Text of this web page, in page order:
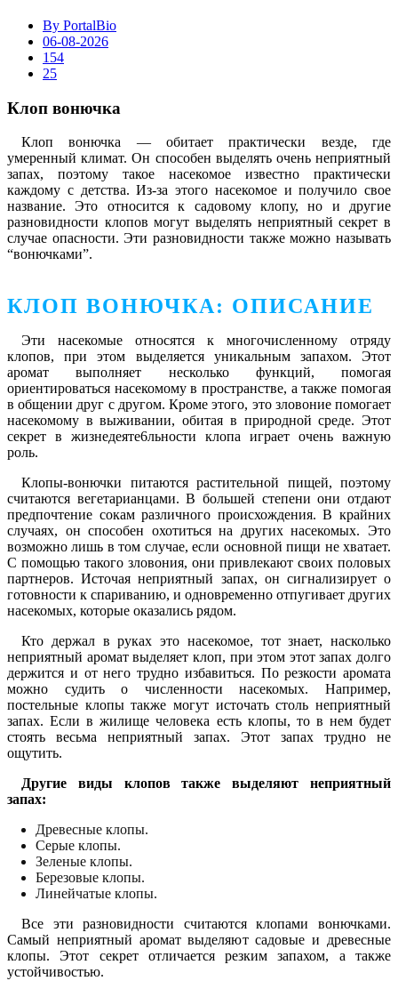
By PortalBio
06-08-2026
154
25
Клоп вонючка
Клоп вонючка — обитает практически везде, где
умеренный климат. Он способен выделять очень неприятный
запах, поэтому такое насекомое известно практически
каждому с детства. Из-за этого насекомое и получило свое
название. Это относится к садовому клопу, но и другие
разновидности клопов могут выделять неприятный секрет в
случае опасности. Эти разновидности также можно называть
“вонючками”.
КЛОП ВОНЮЧКА: ОПИСАНИЕ
Эти насекомые относятся к многочисленному отряду
клопов, при этом выделяется уникальным запахом. Этот
аромат выполняет несколько функций, помогая
ориентироваться насекомому в пространстве, а также помогая
в общении друг с другом. Кроме этого, это зловоние помогает
насекомому в выживании, обитая в природной среде. Этот
секрет в жизнедеяте6льности клопа играет очень важную
роль.
Клопы-вонючки питаются растительной пищей, поэтому
считаются вегетарианцами. В большей степени они отдают
предпочтение сокам различного происхождения. В крайних
случаях, он способен охотиться на других насекомых. Это
возможно лишь в том случае, если основной пищи не хватает.
С помощью такого зловония, они привлекают своих половых
партнеров. Источая неприятный запах, он сигнализирует о
готовности к спариванию, и одновременно отпугивает других
насекомых, которые оказались рядом.
Кто держал в руках это насекомое, тот знает, насколько
неприятный аромат выделяет клоп, при этом этот запах долго
держится и от него трудно избавиться. По резкости аромата
можно судить о численности насекомых. Например,
постельные клопы также могут источать столь неприятный
запах. Если в жилище человека есть клопы, то в нем будет
стоять весьма неприятный запах. Этот запах трудно не
ощутить.
Другие виды клопов также выделяют неприятный
запах:
Древесные клопы.
Серые клопы.
Зеленые клопы.
Березовые клопы.
Линейчатые клопы.
Все эти разновидности считаются клопами вонючками.
Самый неприятный аромат выделяют садовые и древесные
клопы. Этот секрет отличается резким запахом, а также
устойчивостью.